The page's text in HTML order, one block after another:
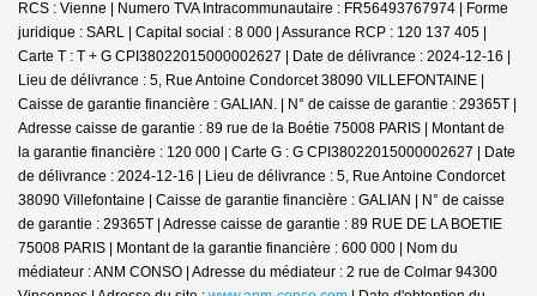
RCS : Vienne | Numero TVA Intracommunautaire : FR56493767974 | Forme
juridique : SARL | Capital social : 8 000 | Assurance RCP : 120 137 405 |
Carte T : T + G CPI38022015000002627 | Date de délivrance : 2024-12-16 |
Lieu de délivrance : 5, Rue Antoine Condorcet 38090 VILLEFONTAINE |
Caisse de garantie financière : GALIAN. | N° de caisse de garantie : 29365T |
Adresse caisse de garantie : 89 rue de la Boétie 75008 PARIS | Montant de
la garantie financière : 120 000 | Carte G : G CPI38022015000002627 | Date
de délivrance : 2024-12-16 | Lieu de délivrance : 5, Rue Antoine Condorcet
38090 Villefontaine | Caisse de garantie financière : GALIAN | N° de caisse
de garantie : 29365T | Adresse caisse de garantie : 89 RUE DE LA BOETIE
75008 PARIS | Montant de la garantie financière : 600 000 | Nom du
médiateur : ANM CONSO | Adresse du médiateur : 2 rue de Colmar 94300